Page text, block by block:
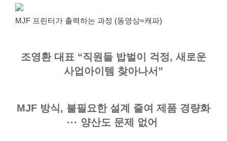
MJF 프린터가 출력하는 과정 (동영상=캐파)
조영환 대표 “직원들 밥벌이 걱정, 새로운
사업아이템 찾아나서”
MJF 방식, 불필요한 설계 줄여 제품 경량화
··· 양산도 문제 없어